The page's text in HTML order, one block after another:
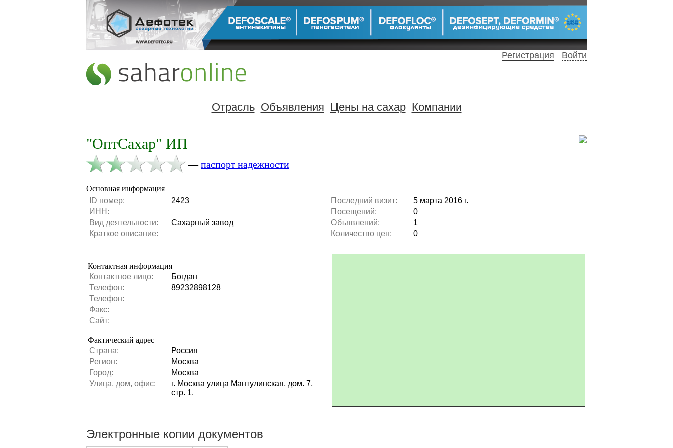
Войти
Регистрация
Отрасль Объявления Цены на сахар Компании
"ОптСахар" ИП
—паспорт надежности
Основная информация
ID номер:
2423
ИНН:
Вид деятельности:
Сахарный завод
Краткое описание:
Последний визит:
5 марта 2016 г.
Посещений:
0
Объявлений:
1
Количество цен:
0
Контактная информация
Контактное лицо:
Богдан
Телефон:
89232898128
Телефон:
Факс:
Сайт:
Фактический адрес
Страна:
Россия
Регион:
Москва
Город:
Москва
Улица, дом, офис:
г. Москва улица Мантулинская, дом. 7,
стр. 1.
Электронные копии документов